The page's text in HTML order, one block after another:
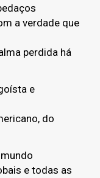
a verdade que
perdida há
e
do
e todas as